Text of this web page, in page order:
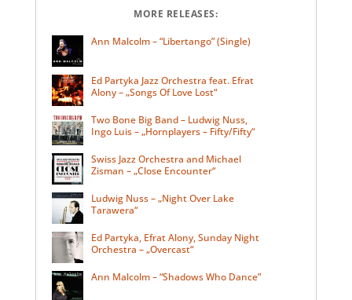
MORE RELEASES:
Ann Malcolm – “Libertango” (Single)
Ed Partyka Jazz Orchestra feat. Efrat
Alony – „Songs Of Love Lost“
Two Bone Big Band – Ludwig Nuss,
Ingo Luis – „Hornplayers – Fifty/Fifty“
Swiss Jazz Orchestra and Michael
Zisman – „Close Encounter“
Ludwig Nuss – „Night Over Lake
Tarawera“
Ed Partyka, Efrat Alony, Sunday Night
Orchestra – „Overcast“
Ann Malcolm – “Shadows Who Dance”